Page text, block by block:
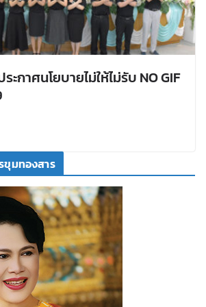
ะกาศนโยบายไม่ให้ไม่รับ NO GIF
ขุมทองสาร